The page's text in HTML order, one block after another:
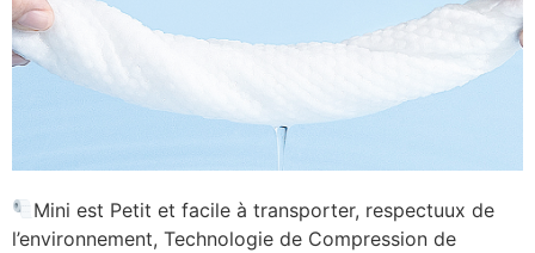
Mini est Petit et facile à transporter, respectuux de
l’environnement, Technologie de Compression de